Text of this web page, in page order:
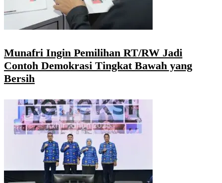
Munafri Ingin Pemilihan RT/RW Jadi
Contoh Demokrasi Tingkat Bawah yang
Bersih